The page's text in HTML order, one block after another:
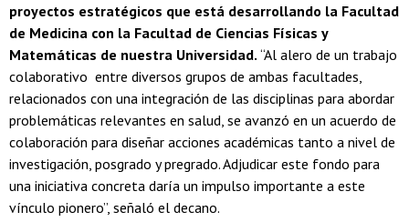
proyectos estratégicos que está desarrollando la Facultad
de Medicina con la Facultad de Ciencias Físicas y
Matemáticas de nuestra Universidad. “Al alero de un trabajo
colaborativo entre diversos grupos de ambas facultades,
relacionados con una integración de las disciplinas para abordar
problemáticas relevantes en salud, se avanzó en un acuerdo de
colaboración para diseñar acciones académicas tanto a nivel de
investigación, posgrado y pregrado. Adjudicar este fondo para
una iniciativa concreta daría un impulso importante a este
vínculo pionero”, señaló el decano.